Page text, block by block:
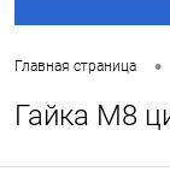
Главная страница •
Гайка М8